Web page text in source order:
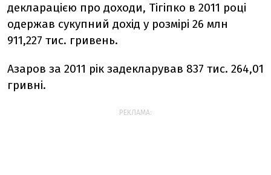
декларацією про доходи, Тігіпко в 2011 році
одержав сукупний дохід у розмірі 26 млн
911,227 тис. гривень.
Азаров за 2011 рік задекларував 837 тис. 264,01
гривні.
РЕКЛАМА: